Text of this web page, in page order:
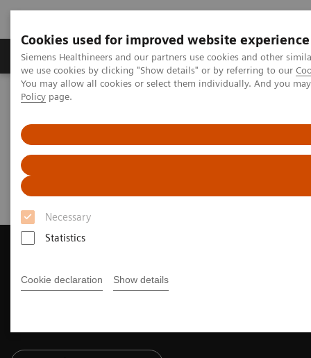
Cookies used for improved website experience
Siemens Healthineers and our partners use cookies and other
we use cookies by clicking "Show details" or by referring to our
You may allow all cookies or select them individually. And you
Policy page.
Necessary
Statistics
Cookie declaration Show details
Productos y servicios Especialidades Clínicas
Siemens Healthineers Latinoamérica
Solicite un Presupuesto
Contact Us